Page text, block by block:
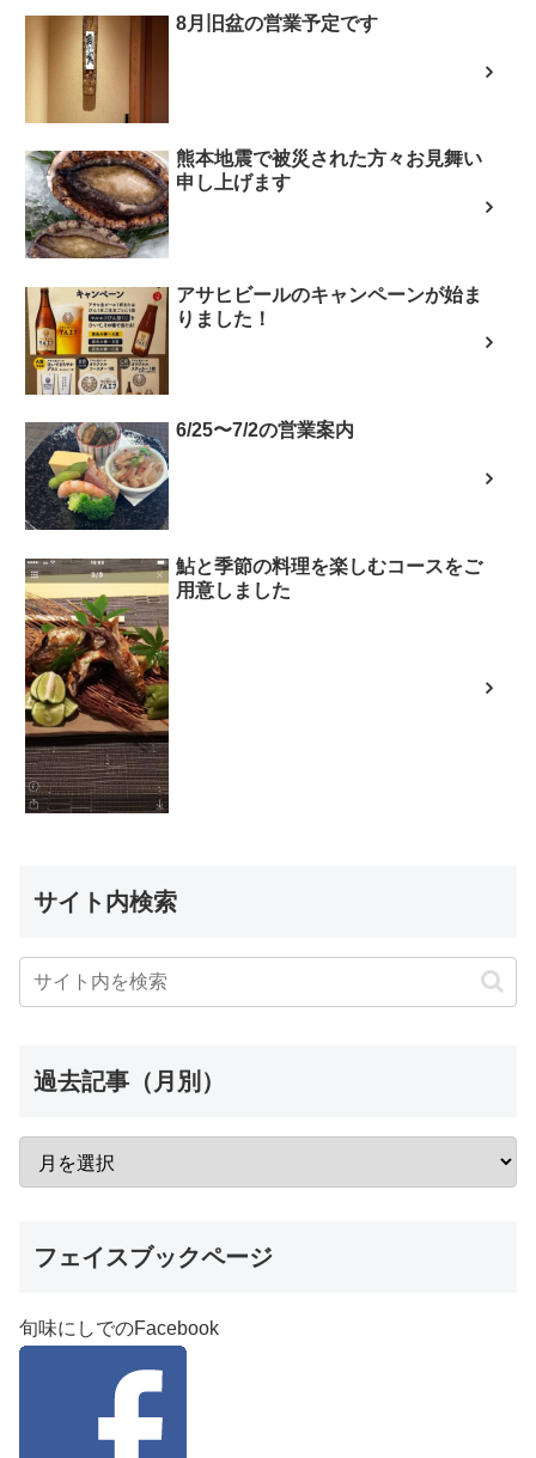
8月旧盆の営業予定です
熊本地震で被災された方々お見舞い
申し上げます
アサヒビールのキャンペーンが始ま
りました！
6/25〜7/2の営業案内
鮎と季節の料理を楽しむコースをご
用意しました
サイト内検索
過去記事（月別）
フェイスブックページ
旬味にしでのFacebook